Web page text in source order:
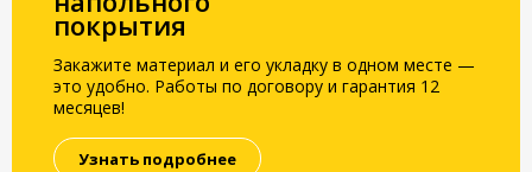
покрытия
Закажите материал и его укладку в одном месте —
это удобно. Работы по договору и гарантия 12
месяцев!
Узнать подробнее